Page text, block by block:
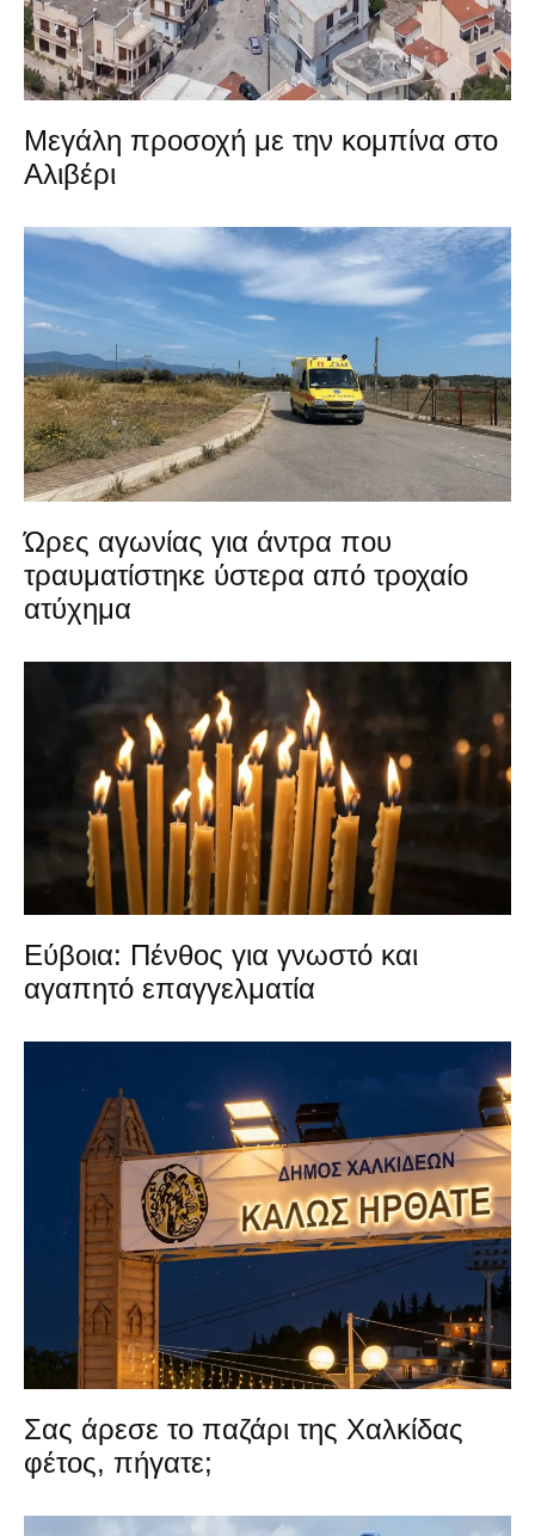
Μεγάλη προσοχή με την κομπίνα στο
Αλιβέρι
Ώρες αγωνίας για άντρα που
τραυματίστηκε ύστερα από τροχαίο
ατύχημα
Εύβοια: Πένθος για γνωστό και
αγαπητό επαγγελματία
Σας άρεσε το παζάρι της Χαλκίδας
φέτος, πήγατε;